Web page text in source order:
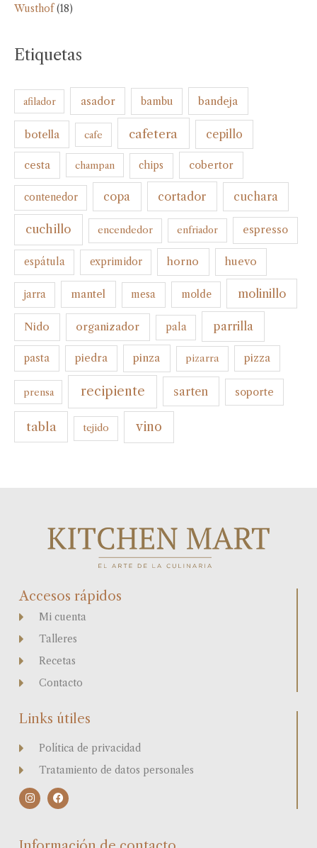
Wusthof (18)
Etiquetas
afilador asador bambu bandeja
botella cafe cafetera cepillo
cesta champan chips cobertor
contenedor copa cortador cuchara
cuchillo encendedor enfriador espresso
espátula exprimidor horno huevo
jarra mantel mesa molde molinillo
Nido organizador pala parrilla
pasta piedra pinza pizarra pizza
prensa recipiente sarten soporte
tabla tejido vino
Accesos rápidos
Mi cuenta
Talleres
Recetas
Contacto
Links útiles
Política de privacidad
Tratamiento de datos personales
I
n
s
F
a
c